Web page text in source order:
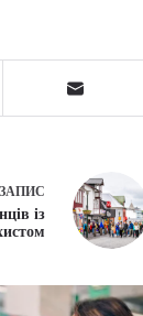
ЗАПИС
із